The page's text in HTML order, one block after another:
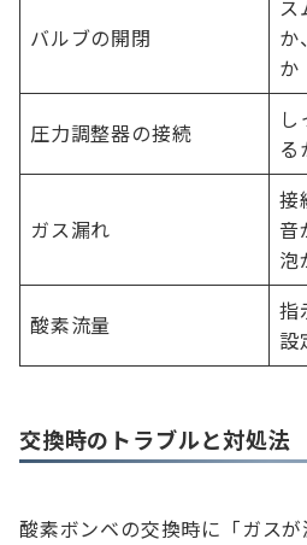
バルブの開閉
ス
か
か
圧力調整器の接続
る
ガス漏れ
接
音
泡
酸素流量
指
設
交換時のトラブルと対処法
酸素ボンベの交換時に「ガス